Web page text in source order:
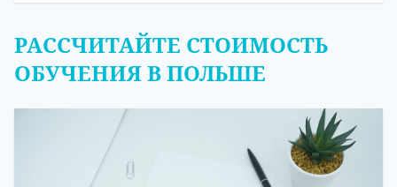
РАССЧИТАЙТЕ СТОИМОСТЬ
ОБУЧЕНИЯ В ПОЛЬШЕ